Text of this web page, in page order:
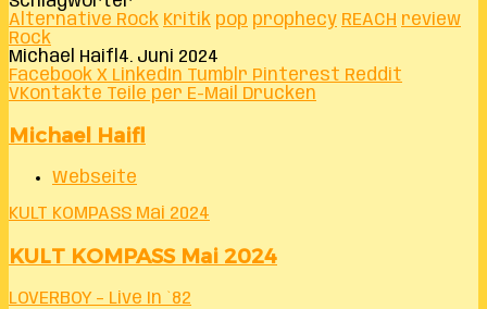
Alternative Rock Kritik pop prophecy REACH review
Rock
Michael Haifl 4. Juni 2024
Facebook X LinkedIn Tumblr Pinterest Reddit
VKontakte Teile per E-Mail Drucken
Michael Haifl
Webseite
KULT KOMPASS Mai 2024
KULT KOMPASS Mai 2024
LOVERBOY – Live In `82